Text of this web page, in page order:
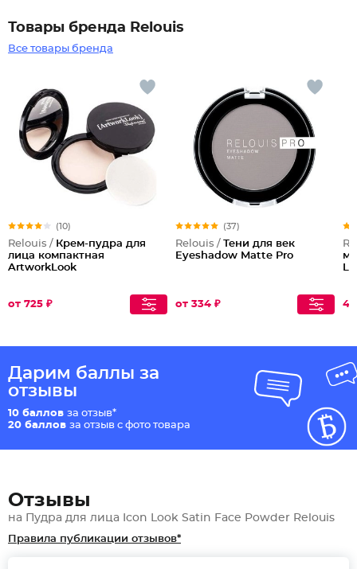
Товары бренда Relouis
Все товары бренда
(10)
Relouis / Крем-пудра для
лица компактная
ArtworkLook
от 725 ₽
(37)
Relouis / Тени для век
Eyeshadow Matte Pro
от 334 ₽
Дарим баллы за
отзывы
10 баллов за отзыв*
20 баллов за отзыв с фото товара
Отзывы
на Пудра для лица Icon Look Satin Face Powder Relouis
Правила публикации отзывов*